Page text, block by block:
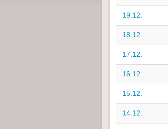
19.12.
18.12.
17.12.
16.12.
15.12.
14.12.